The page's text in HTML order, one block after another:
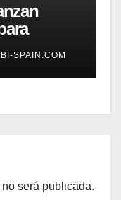
SAP o
en
SPAIN.COM
será publicada.